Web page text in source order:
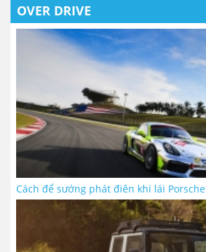
OVER DRIVE
Cách để sướng phát điên khi lái Porsche